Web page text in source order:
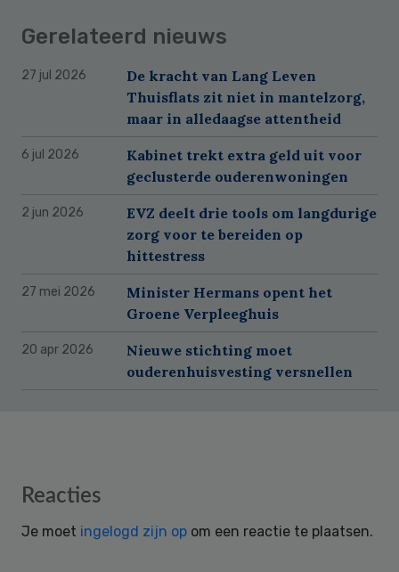
Gerelateerd nieuws
27 jul 2026
De kracht van Lang Leven
Thuisflats zit niet in mantelzorg,
maar in alledaagse attentheid
6 jul 2026
Kabinet trekt extra geld uit voor
geclusterde ouderenwoningen
2 jun 2026
EVZ deelt drie tools om langdurige
zorg voor te bereiden op
hittestress
27 mei 2026
Minister Hermans opent het
Groene Verpleeghuis
20 apr 2026
Nieuwe stichting moet
ouderenhuisvesting versnellen
Reader
Reacties
Je moet ingelogd zijn op om een reactie te plaatsen.